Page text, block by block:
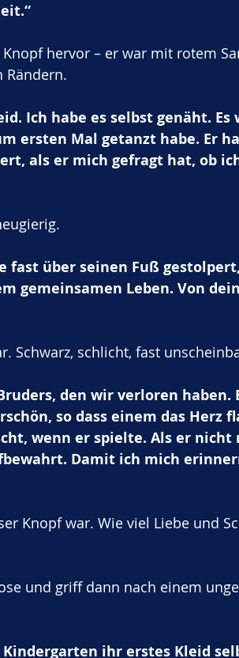
hervor – er war mit rotem
Rändern.
Ich habe es selbst genäht. Es
ersten Mal getanzt habe. Er
als er mich gefragt hat, ob
fast über seinen Fuß
gemeinsamen Leben. Von
Schwarz, schlicht, fast
den wir verloren haben.
so dass einem das Herz
wenn er spielte. Als er nicht
Damit ich mich
Knopf war. Wie viel Liebe und
und griff dann nach einem
ihr erstes Kleid